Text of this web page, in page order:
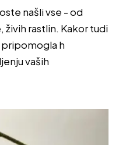
našli vse - od
rastlin. Kakor tudi
h
vaših